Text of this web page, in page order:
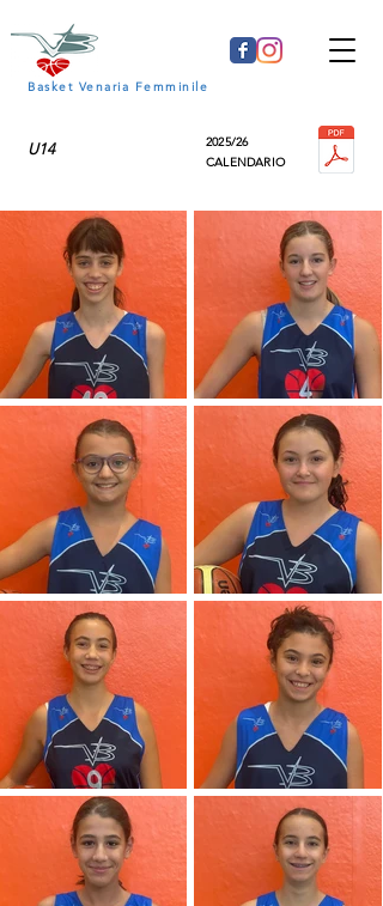
Basket Venaria Femminile
U14
2025/26
CALENDARIO